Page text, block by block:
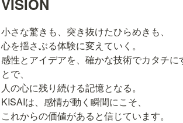
小さな驚きも、突き抜けたひらめきも、
心を揺さぶる体験に変えていく。
感性とアイデアを、確かな技術でカタチに
とで、
人の心に残り続ける記憶となる。
KISAIは、感情が動く瞬間にこそ、
これからの価値があると信じています。